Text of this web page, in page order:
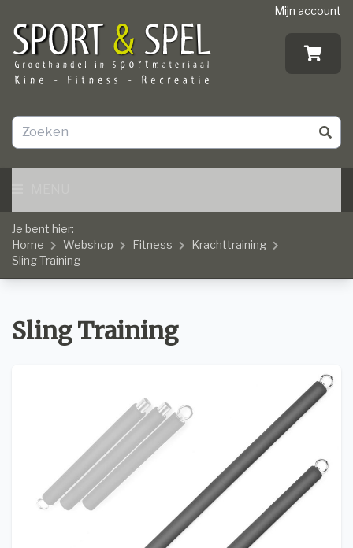
Mijn account
Je bent hier:
Home
Webshop Fitness
Krachttraining
Sling Training
Sling Training